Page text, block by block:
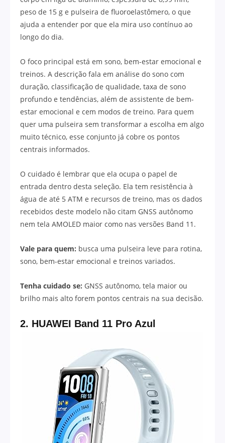
peso de 15 g e pulseira de fluoroelastômero, o que
ajuda a entender por que ela mira uso contínuo ao
longo do dia.
O foco principal está em sono, bem-estar emocional e
treinos. A descrição fala em análise do sono com
duração, classificação de qualidade, taxa de sono
profundo e tendências, além de assistente de bem-
estar emocional e cem modos de treino. Para quem
quer uma pulseira sem transformar a escolha em algo
muito técnico, esse conjunto já cobre os pontos
centrais informados.
O cuidado é lembrar que ela ocupa o papel de
entrada dentro desta seleção. Ela tem resistência à
água de até 5 ATM e recursos de treino, mas os dados
recebidos deste modelo não citam GNSS autônomo
nem tela AMOLED maior como nas versões Band 11.
Vale para quem: busca uma pulseira leve para rotina,
sono, bem-estar emocional e treinos variados.
Tenha cuidado se: GNSS autônomo, tela maior ou
brilho mais alto forem pontos centrais na sua decisão.
2. HUAWEI Band 11 Pro Azul